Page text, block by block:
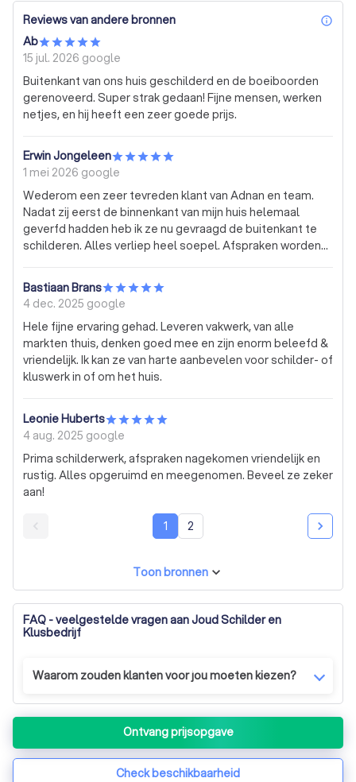
Reviews van andere bronnen
Ab
15 jul. 2026 google
Buitenkant van ons huis geschilderd en de boeiboorden
gerenoveerd. Super strak gedaan! Fijne mensen, werken
netjes, en hij heeft een zeer goede prijs.
Erwin Jongeleen
1 mei 2026 google
Wederom een zeer tevreden klant van Adnan en team.
Nadat zij eerst de binnenkant van mijn huis helemaal
geverfd hadden heb ik ze nu gevraagd de buitenkant te
schilderen. Alles verliep heel soepel. Afspraken worden
netjes op. Kortom Joud Schilderbedrijf zou ik gaarne
aanbevelen bij mijn familie en kennissen.
Bastiaan Brans
4 dec. 2025 google
Hele fijne ervaring gehad. Leveren vakwerk, van alle
markten thuis, denken goed mee en zijn enorm beleefd &
vriendelijk. Ik kan ze van harte aanbevelen voor schilder- of
kluswerk in of om het huis.
Leonie Huberts
4 aug. 2025 google
Prima schilderwerk, afspraken nagekomen vriendelijk en
rustig. Alles opgeruimd en meegenomen. Beveel ze zeker
aan!
1 2
Toon bronnen
FAQ - veelgestelde vragen aan Joud Schilder en
Klusbedrijf
Waarom zouden klanten voor jou moeten kiezen?
Wij zijn een bedrijf dat gespecialiseerd is in buiten- en
binnenschilderwerk. Je krijgt een klantenservice van
hoge kwaliteit. Alle producten die we gebruiken zijn
van topmerken om de hoogst mogelijke kwaliteit te
Ontvang prijsopgave
Check beschikbaarheid